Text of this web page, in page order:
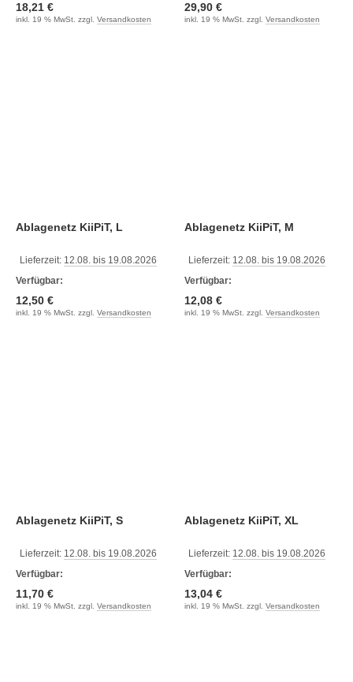
18,21 €
inkl. 19 % MwSt. zzgl. Versandkosten
29,90 €
inkl. 19 % MwSt. zzgl. Versandkosten
Ablagenetz KiiPiT, L
Lieferzeit: 12.08. bis 19.08.2026
Verfügbar:
12,50 €
inkl. 19 % MwSt. zzgl. Versandkosten
Ablagenetz KiiPiT, M
Lieferzeit: 12.08. bis 19.08.2026
Verfügbar:
12,08 €
inkl. 19 % MwSt. zzgl. Versandkosten
Ablagenetz KiiPiT, S
Lieferzeit: 12.08. bis 19.08.2026
Verfügbar:
11,70 €
inkl. 19 % MwSt. zzgl. Versandkosten
Ablagenetz KiiPiT, XL
Lieferzeit: 12.08. bis 19.08.2026
Verfügbar:
13,04 €
inkl. 19 % MwSt. zzgl. Versandkosten